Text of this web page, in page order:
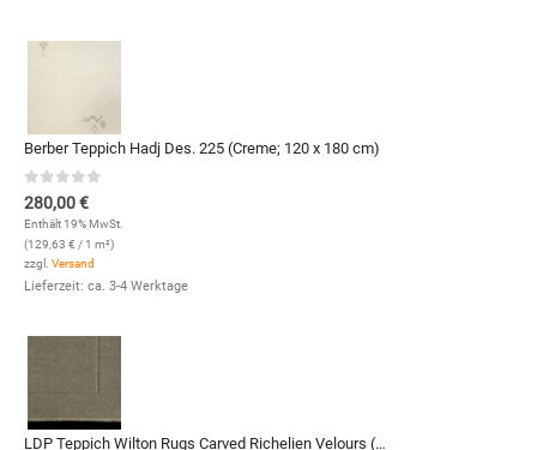
Berber Teppich Hadj Des. 225 (Creme; 120 x 180 cm)
0out of 5
280,00€
Enthält 19% MwSt.
(129,63 € / 1 m²)
zzgl. Versand
Lieferzeit: ca. 3-4 Werktage
LDP Teppich Wilton Rugs Carved Richelien Velours (7501; 350 x 450 cm)